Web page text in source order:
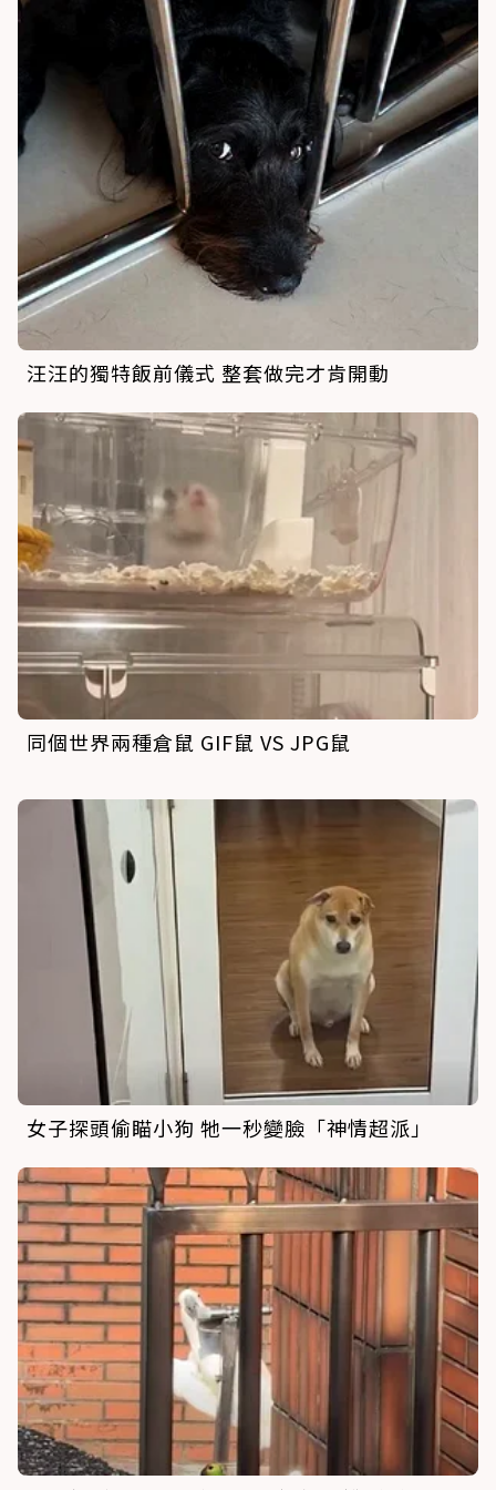
汪汪的獨特飯前儀式 整套做完才肯開動
同個世界兩種倉鼠 GIF鼠 VS JPG鼠
女子探頭偷瞄小狗 牠一秒變臉「神情超派」